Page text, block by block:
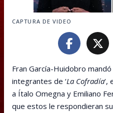
CAPTURA DE VIDEO
Fran García-Huidobro
integrantes de ‘La Cofradía‘,
a Ítalo Omegna y Emiliano
que estos le respondieran